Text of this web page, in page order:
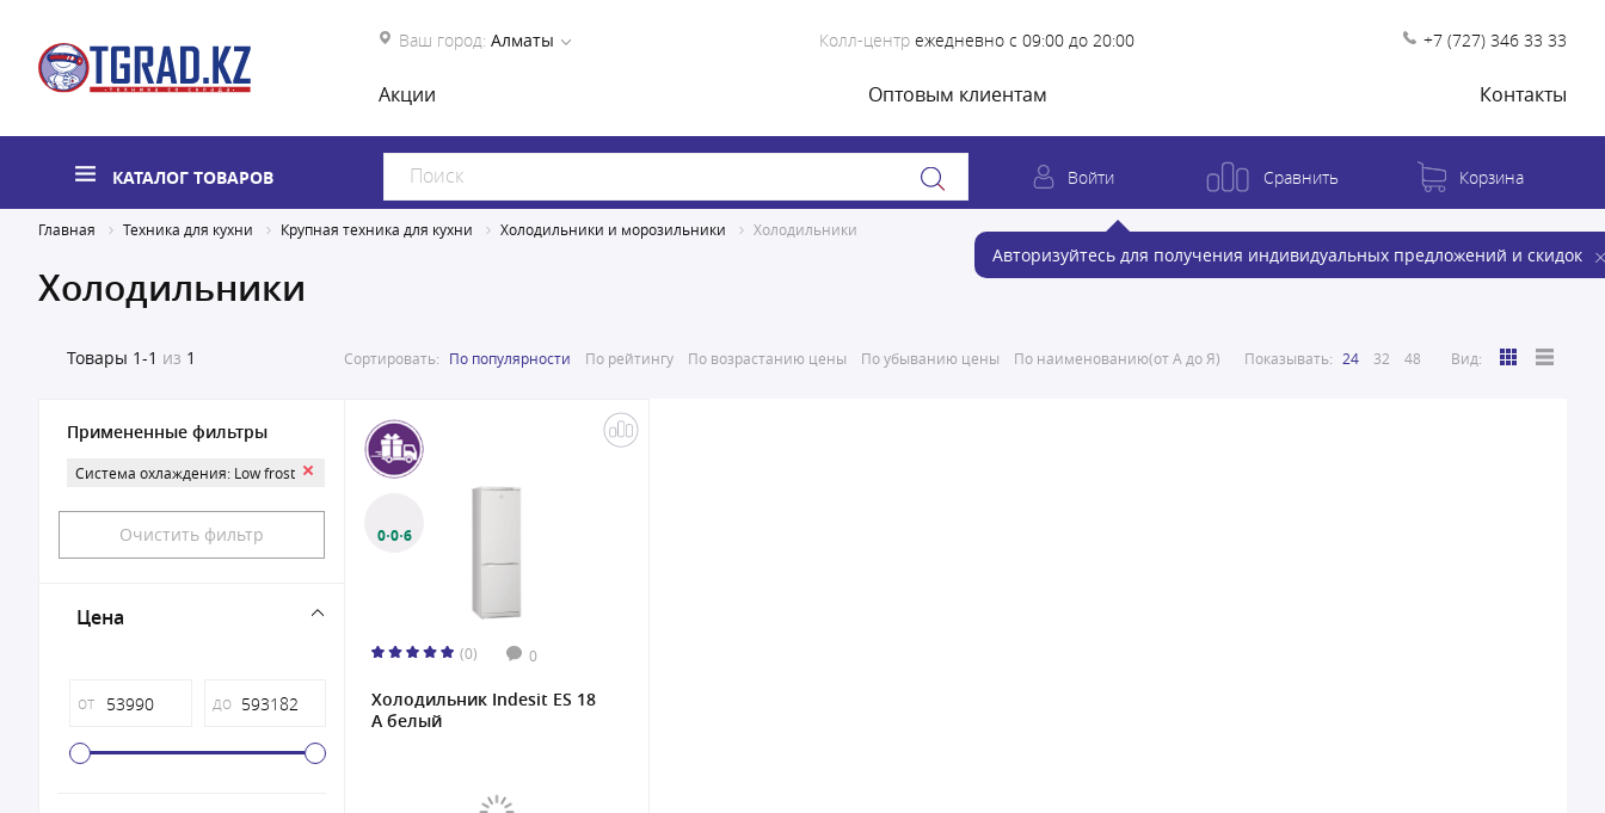
Ваш город: Алматы Колл-центр ежедневно с 09:00 до 20:00 +7 (727) 346 33 33
Акции Оптовым клиентам Контакты
КАТАЛОГ ТОВАРОВ Войти
Авторизуйтесь для получения индивидуальных предложений и скидок
Сравнить Корзина
Главная Техника для кухни Крупная техника для кухни Холодильники и морозильники Холодильники
Холодильники
Товары 1-1 из 1 Сортировать: По популярности По рейтингу По возрастанию цены По убыванию цены По наименованию(от А до Я) Показывать: 24 32 48 Вид:
Примененные фильтры
Система охлаждения: Low frost
Очистить фильтр
Цена
от до
0·0·6
(0) 0
Холодильник Indesit ES 18
A белый